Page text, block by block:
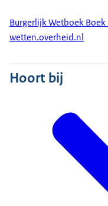
Burgerlijk Wetboek
wetten.overheid.nl
Hoort bij